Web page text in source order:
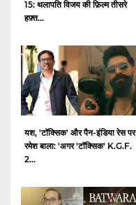
15: थलापति विजय की फ़िल्म तीसरे
हफ़्त...
यश, 'टॉक्सिक' और पैन-इंडिया रेस पर
रमेश बाला: 'अगर 'टॉक्सिक' K.G.F.
2...